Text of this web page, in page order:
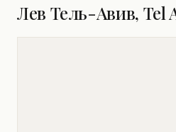
Лев Тель-Авив, Tel